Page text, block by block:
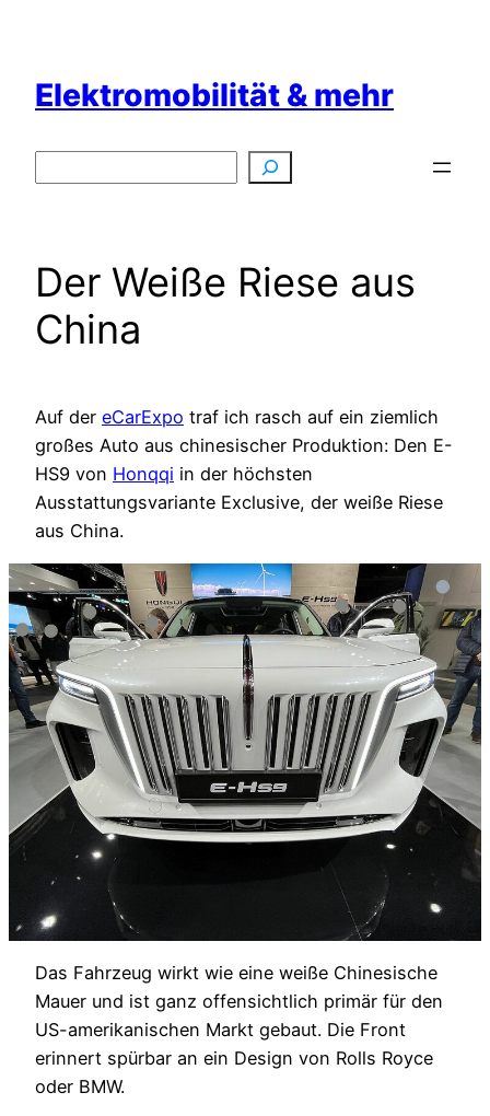
springen
Elektromobilität & mehr
Der Weiße Riese aus
China
Auf der eCarExpo traf ich rasch auf ein ziemlich
großes Auto aus chinesischer Produktion: Den E-
HS9 von Honqqi in der höchsten
Ausstattungsvariante Exclusive, der weiße Riese
aus China.
Das Fahrzeug wirkt wie eine weiße Chinesische
Mauer und ist ganz offensichtlich primär für den
US-amerikanischen Markt gebaut. Die Front
erinnert spürbar an ein Design von Rolls Royce
oder BMW.